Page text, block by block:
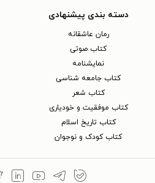
دسته بندی پیشنهادی
رمان عاشقانه
کتاب‌ صوتی
نمایشنامه
کتاب جامعه شناسی
کتاب شعر
کتاب موفقیت و خودیاری
کتاب تاریخ اسلام
کتاب کودک و نوجوان